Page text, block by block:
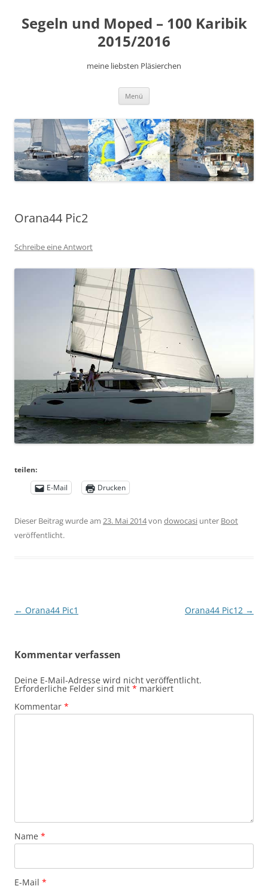
springen
Segeln und Moped – 100 Karibik
2015/2016
meine liebsten Pläsierchen
Menü
Orana44 Pic2
Schreibe eine Antwort
teilen:
E-Mail
Drucken
Dieser Beitrag wurde am 23. Mai 2014von dowocasi unter Boot
veröffentlicht.
Beitragsnavigation
← Orana44 Pic1 Orana44 Pic12 →
Kommentar verfassen
Deine E-Mail-Adresse wird nicht veröffentlicht.
Erforderliche Felder sind mit * markiert
Kommentar *
Name *
E-Mail *